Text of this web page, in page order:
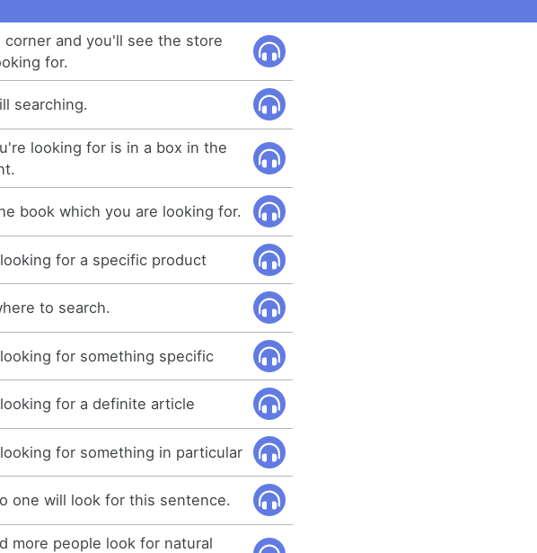
corner and you'll see the store
for.
searching.
looking for is in a box in the
book which you are looking for.
for a specific product
to search.
for something specific
for a definite article
for something in particular
one will look for this sentence.
more people look for natural